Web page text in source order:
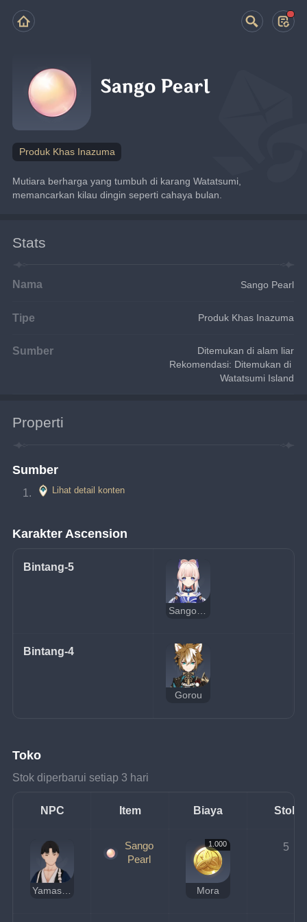
Sango Pearl
Produk Khas Inazuma
Mutiara berharga yang tumbuh di karang Watatsumi,
memancarkan kilau dingin seperti cahaya bulan.
Stats
Nama Sango Pearl
Tipe Produk Khas Inazuma
Sumber
Ditemukan di alam liar
Rekomendasi: Ditemukan di
Watatsumi Island
Properti
Sumber
Lihat detail konten
Karakter Ascension
Bintang-5
Bintang-4
Gorou
Toko
Stok diperbarui setiap 3 hari
NPC Item Biaya Stok
Sango
Pearl
1.000
Mora
5